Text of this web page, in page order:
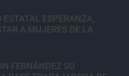
ESTATAL ESPERANZA,
A MUJERES DE LA
FERNÁNDEZ SU